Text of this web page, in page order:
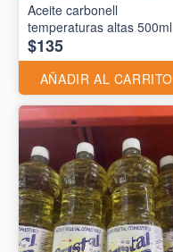
Aceite carbonell
temperaturas altas 500ml
$135
AÑADIR AL CARRITO